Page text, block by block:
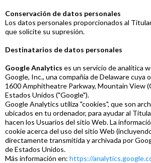
Conservación de datos personales
Los datos personales proporcionados al
que solicite su supresión.
Destinatarios de datos personales
Google Analytics es un servicio de analítica
Google, Inc., una compañía de Delaware cuya
1600 Amphitheatre Parkway, Mountain View
Estados Unidos ("Google").
Google Analytics utiliza "cookies", que son
ubicados en tu ordenador, para ayudar al
hacen los Usuarios del sitio Web. La
cookie acerca del uso del sitio Web
directamente transmitida y archivada por
de Estados Unidos.
Más información en: https://